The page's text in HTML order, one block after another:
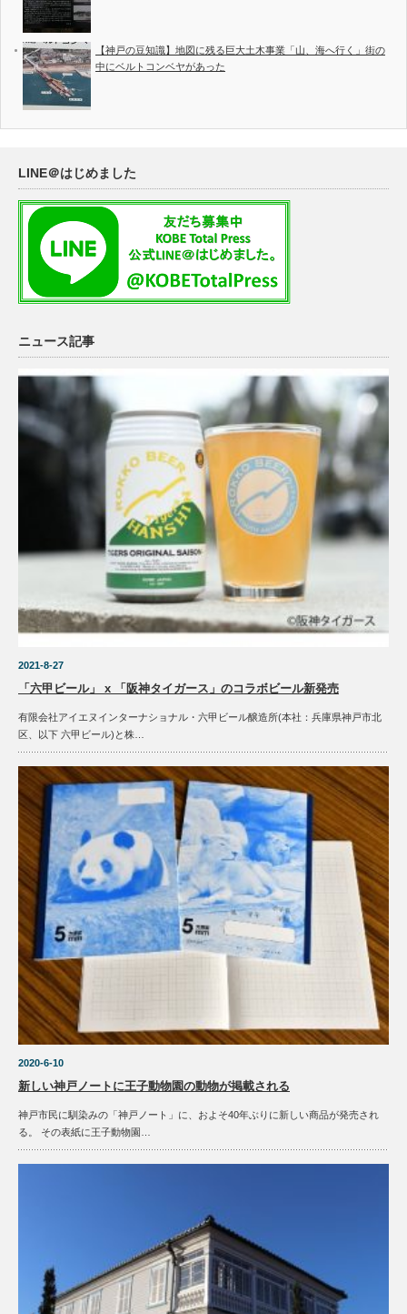
【神戸の豆知識】地図に残る巨大土木事業「山、海へ行く」街の
中にベルトコンベヤがあった
LINE＠はじめました
ニュース記事
2021-8-27
「六甲ビール」 x 「阪神タイガース」のコラボビール新発売
有限会社アイエヌインターナショナル・六甲ビール醸造所(本社：兵庫県神戸市北
区、以下 六甲ビール)と株…
2020-6-10
新しい神戸ノートに王子動物園の動物が掲載される
神戸市民に馴染みの「神戸ノート」に、およそ40年ぶりに新しい商品が発売され
る。 その表紙に王子動物園…